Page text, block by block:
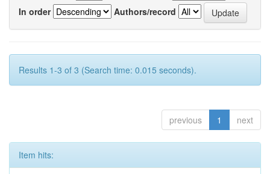
In order
Authors/record
Results 1-3 of 3 (Search time: 0.015 seconds).
previous 1 next
Item hits: